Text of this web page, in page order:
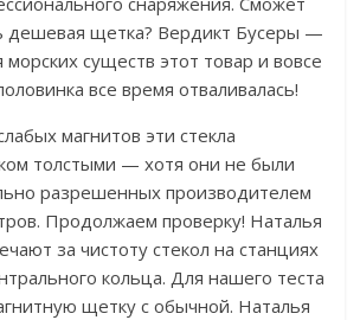
дешевая щетка? Вердикт Бусеры —
морских существ этот товар и вовсе
все время отваливалась!
магнитов эти стекла
толстыми — хотя они не были
разрешенных производителем
Продолжаем проверку! Наталья
за чистоту стекол на станциях
кольца. Для нашего теста
щетку с обычной. Наталья